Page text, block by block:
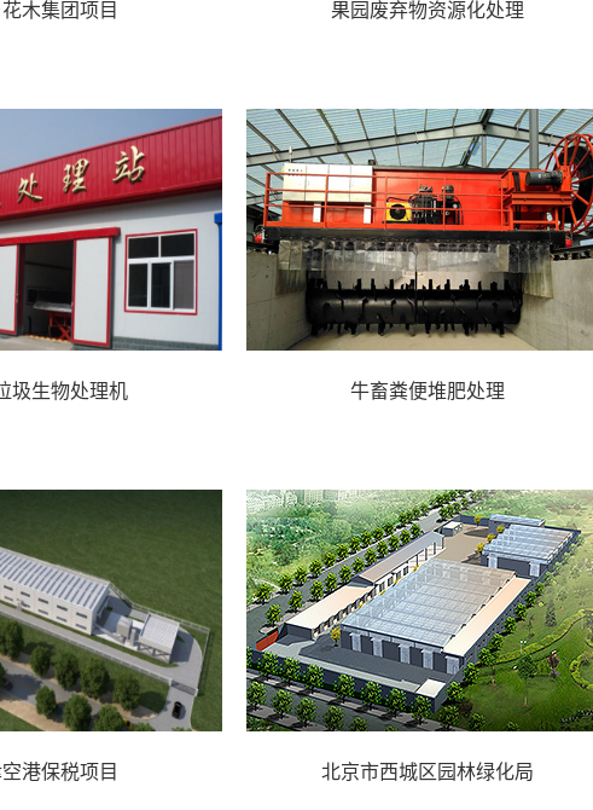
木集团项目 果园废弃物资源化处理
圾生物处理机 牛畜粪便堆肥处理
港保税项目 北京市西城区园林绿化局